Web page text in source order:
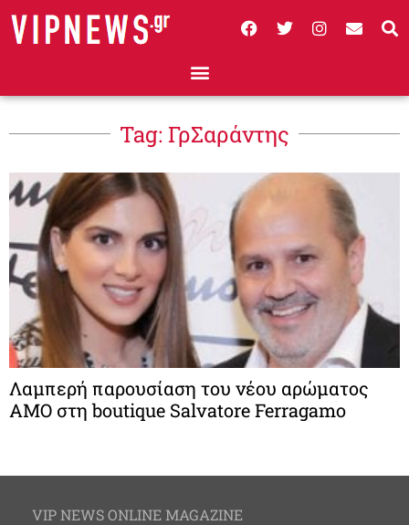
Tag: ΓρΣαράντης
Λαμπερή παρουσίαση του νέου αρώματος
ΑMO στη boutique Salvatore Ferragamo
VIP NEWS ONLINE MAGAZINE